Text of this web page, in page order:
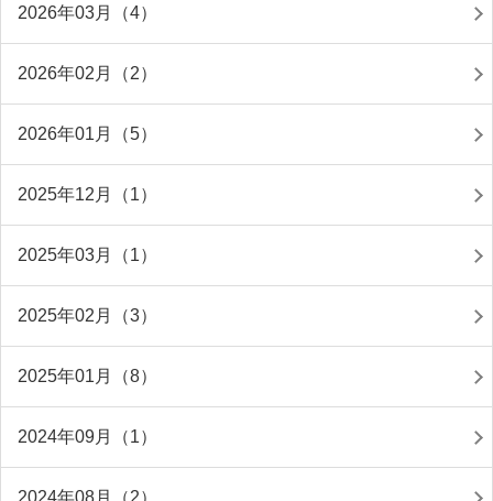
2026年03月（4）
2026年02月（2）
2026年01月（5）
2025年12月（1）
2025年03月（1）
2025年02月（3）
2025年01月（8）
2024年09月（1）
2024年08月（2）